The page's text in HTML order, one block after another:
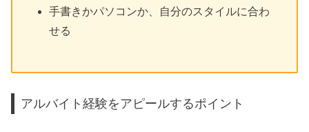
手書きかパソコンか、自分のスタイルに合わ
せる
アルバイト経験をアピールするポイント